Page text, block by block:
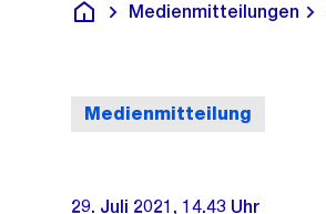
Deutsch
Medienmitteilungen
Medienmitteilung
29. Juli 2021, 14.43 Uhr